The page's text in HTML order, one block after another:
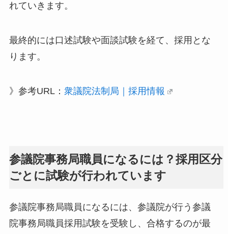
れていきます。
最終的には口述試験や面談試験を経て、採用とな
ります。
》参考URL： 衆議院法制局｜採用情報
参議院事務局職員になるには？採用区分
ごとに試験が行われています
参議院事務局職員になるには、参議院が行う参議
院事務局職員採用試験を受験し、合格するのが最